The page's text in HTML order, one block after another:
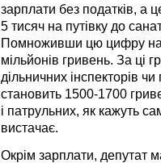
зарплати без податків, а
5 тисяч на путівку до
Помноживши цю цифру на
мільйонів гривень. За ці
дільничних інспекторів
становить 1500-1700
і патрульних, як кажуть
вистачає.
Окрім зарплати, депутат